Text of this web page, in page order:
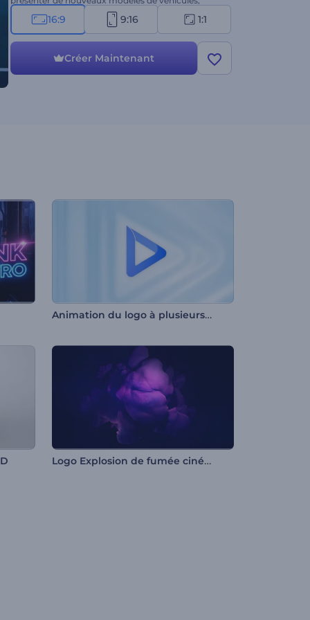
mettre en avant les avancées technologiques,
présenter les capacités d'une voiture, etc. Créez dès
maintenant !
16:9 9:16 1:1
Créer Maintenant
Animation du logo à plusieurs couches
Logo Explosion de fumée cinématographique